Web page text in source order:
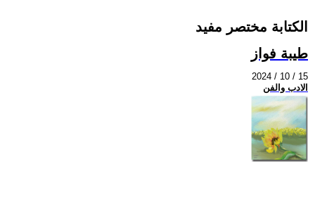
الكتابة مختصر مفيد
طيبة فواز
2024 / 10 / 15
الادب والفن